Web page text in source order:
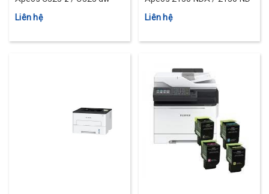
Liên hệ
Liên hệ